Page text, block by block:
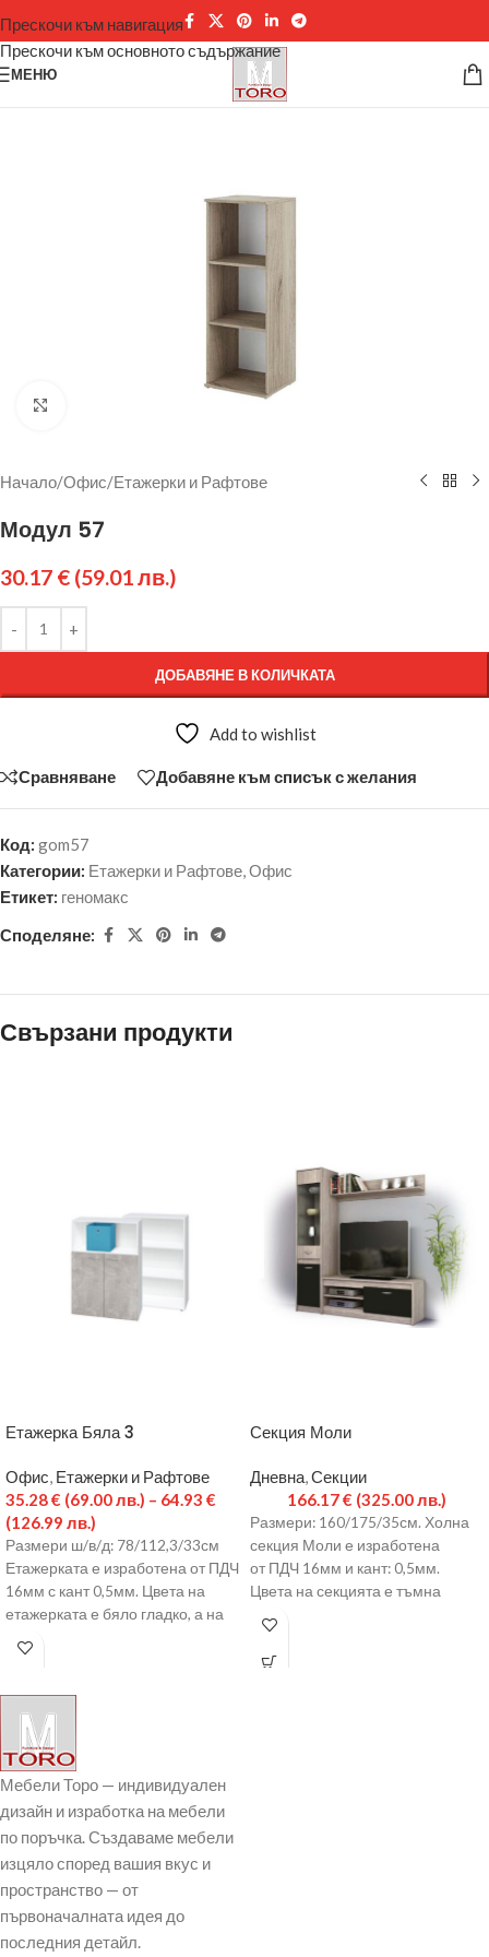
Прескочи към навигация
Прескочи към основното съдържание
МЕНЮ
Начало/Офис/Етажерки и Рафтове
Модул 57
30.17 € (59.01 лв.)
ДОБАВЯНЕ В КОЛИЧКАТА
Add to wishlist
Сравняване Добавяне към списък с желания
Код: gom57
Категории: Етажерки и Рафтове,Офис
Етикет: геномакс
Споделяне:
Свързани продукти
Етажерка Бяла 3
Офис, Етажерки и Рафтове
35.28€ (69.00 лв.) – 64.93 €
(126.99 лв.)
Размери ш/в/д: 78/112,3/33см
Етажерката е изработена от ПДЧ
16мм с кант 0,5мм. Цвета на
етажерката е бяло гладко, а на
Секция Моли
Дневна,Секции
166.17€ (325.00 лв.)
Размери: 160/175/35см. Холна
секция Моли е изработена
от ПДЧ 16мм и кант: 0,5мм.
Цвета на секцията е тъмна
Мебели Торо — индивидуален
дизайн и изработка на мебели
по поръчка. Създаваме мебели
изцяло според вашия вкус и
пространство — от
първоначалната идея до
последния детайл.